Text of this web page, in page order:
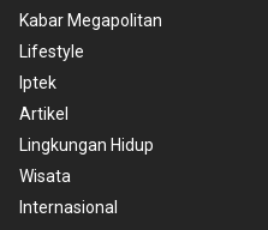
Kabar Megapolitan
Lifestyle
Iptek
Artikel
Lingkungan Hidup
Wisata
Internasional